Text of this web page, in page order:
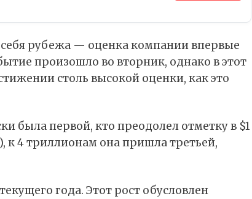
рубежа — оценка компании впервые
произошло во вторник, однако в этот
столь высокой оценки, как это
была первой, кто преодолел отметку в $1
к 4 триллионам она пришла третьей,
года. Этот рост обусловлен